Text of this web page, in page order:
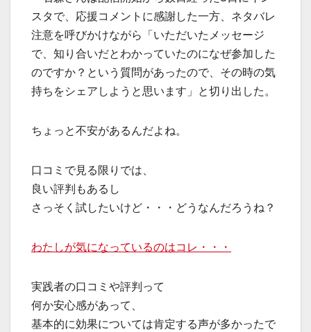
スタで、応援コメントに感謝した一方、ネタバレ
注意を呼びかけながら「いただいたメッセージ
で、知り合いだとわかっていたのになぜ参加した
のですか？という質問があったので、その時の気
持ちをシェアしようと思います」と切り出した。
ちょっと不安があるんだよね。
口コミで見る限りでは、
良い評判もあるし
さっそく試したいけど・・・どうなんだろうね？
わたしが気になっているのはコレ・・・
実践者の口コミや評判って
何か安心感があって、
基本的に効果については肯定する声が多かったで